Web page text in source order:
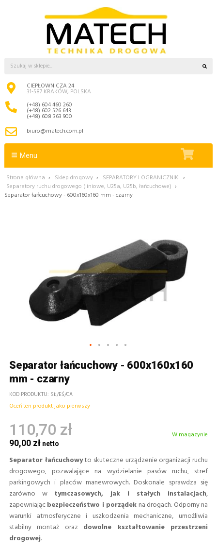
CIEPŁOWNICZA 24
31-587 KRAKÓW, POLSKA
(+48) 604 460 260
(+48) 602 526 643
(+48) 608 363 900
biuro@matech.com.pl
Menu
Strona główna › Sklep drogowy › SEPARATORY I OGRANICZNIKI ›
Separatory ruchu drogowego (liniowe, U25a, U25b, łańcuchowe) ›
Separator łańcuchowy - 600x160x160 mm - czarny
Separator łańcuchowy - 600x160x160
mm - czarny
KOD PRODUKTU SŁ/EŚ/CA
Oceń ten produkt jako pierwszy
110,70 zł
90,00 zł
W magazynie
Separator łańcuchowyto skuteczne urządzenie organizacji ruchu
drogowego, pozwalające na wydzielanie pasów ruchu, stref
parkingowych i placów manewrowych. Doskonale sprawdza się
zarówno w tymczasowych, jak i stałych instalacjach,
zapewniającbezpieczeństwo i porządekna drogach. Odporny na
warunki atmosferyczne i uszkodzenia mechaniczne, umożliwia
stabilny montaż oraz dowolne kształtowanie przestrzeni
drogowej.